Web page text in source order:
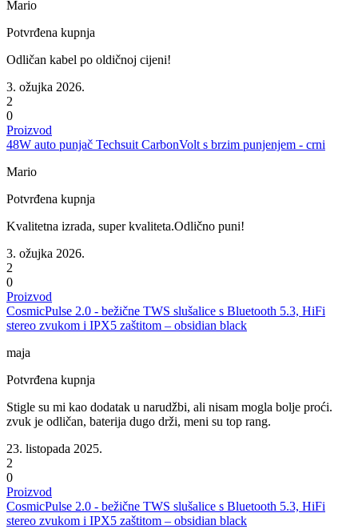
Mario
Potvrđena kupnja
Odličan kabel po oldičnoj cijeni!
3. ožujka 2026.
2
0
Proizvod
48W auto punjač Techsuit CarbonVolt s brzim punjenjem - crni
Mario
Potvrđena kupnja
Kvalitetna izrada, super kvaliteta.Odlično puni!
3. ožujka 2026.
2
0
Proizvod
CosmicPulse 2.0 - bežične TWS slušalice s Bluetooth 5.3, HiFi
stereo zvukom i IPX5 zaštitom – obsidian black
maja
Potvrđena kupnja
Stigle su mi kao dodatak u narudžbi, ali nisam mogla bolje proći.
zvuk je odličan, baterija dugo drži, meni su top rang.
23. listopada 2025.
2
0
Proizvod
CosmicPulse 2.0 - bežične TWS slušalice s Bluetooth 5.3, HiFi
stereo zvukom i IPX5 zaštitom – obsidian black